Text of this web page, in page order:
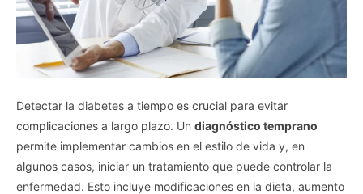
Detectar la diabetes a tiempo es crucial para evitar
complicaciones a largo plazo. Un diagnóstico temprano
permite implementar cambios en el estilo de vida y, en
algunos casos, iniciar un tratamiento que puede controlar la
enfermedad. Esto incluye modificaciones en la dieta, aumento